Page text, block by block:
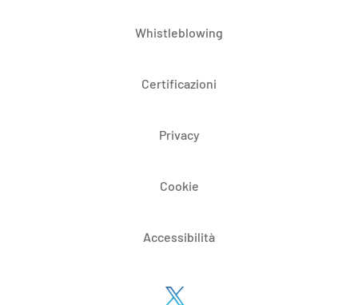
Whistleblowing
Certificazioni
Privacy
Cookie
Accessibilità